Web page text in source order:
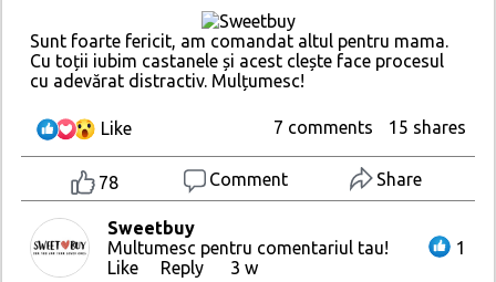
Sunt foarte fericit, am comandat altul pentru mama.
Cu toții iubim castanele și acest clește face procesul
cu adevărat distractiv. Mulțumesc!
Like 7 comments 15 shares
78 Comment Share
Sweetbuy
Multumesc pentru comentariul tau!
Like
Reply 3 w
1